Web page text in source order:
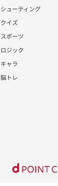
シューティング
クイズ
スポーツ
ロジック
キャラ
脳トレ